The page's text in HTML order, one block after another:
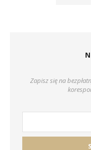
Zapisz się na